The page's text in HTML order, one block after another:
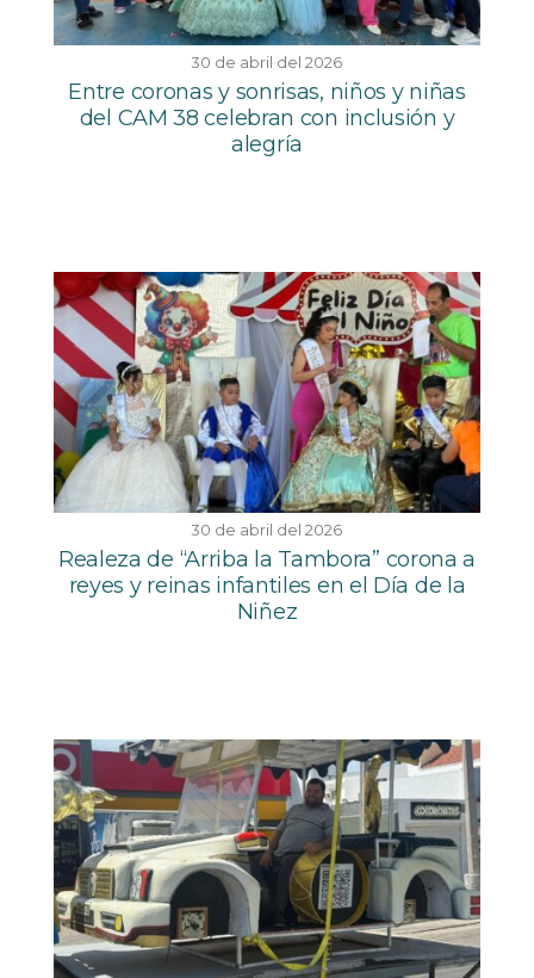
30 de abril del 2026
Entre coronas y sonrisas, niños y niñas
del CAM 38 celebran con inclusión y
alegría
30 de abril del 2026
Realeza de “Arriba la Tambora” corona a
reyes y reinas infantiles en el Día de la
Niñez